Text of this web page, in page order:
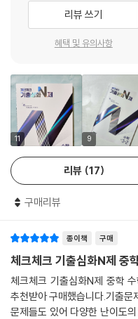
리뷰 쓰기
혜택 및 유의사항
11 9
리뷰 17
구매리뷰
종이책 구매
체크체크 기출심화N제 중
체크체크 기출심화N제 중학
추천받아 구매했습니다.기출문
문제들도 있어 다양한 난이도